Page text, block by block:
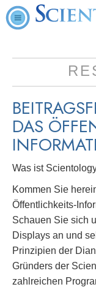
DAS
Was ist
Kommen Sie
Öffentlichkeits-
Schauen Sie sich
Displays an und
Prinzipien der
Gründers der
zahlreichen